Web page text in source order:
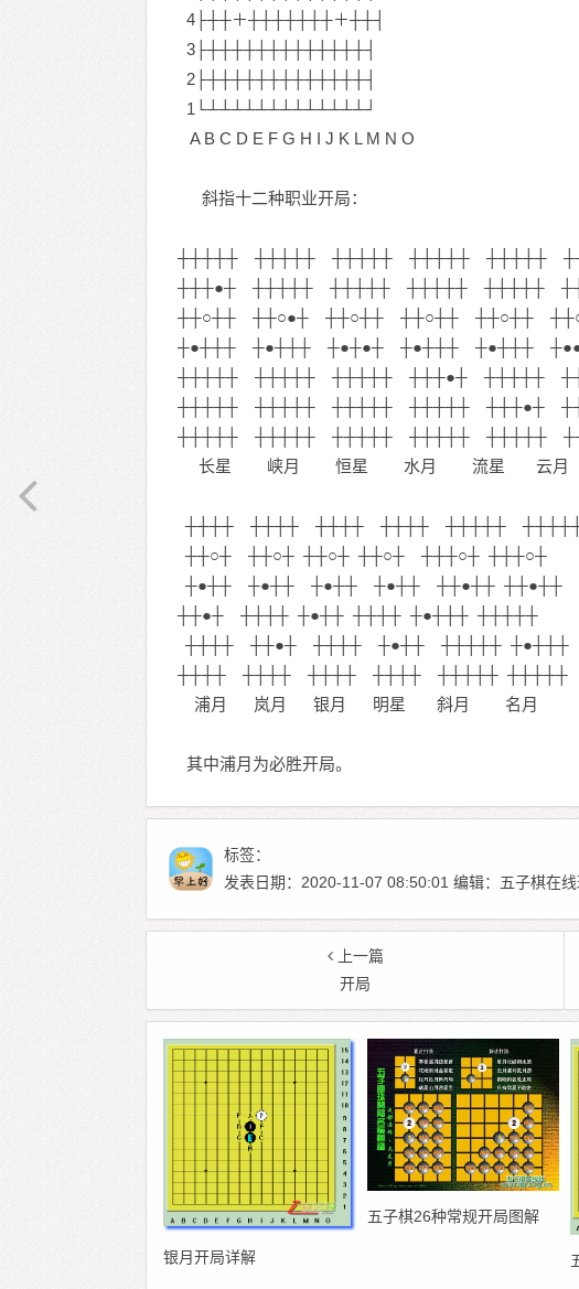
4├┼┼＋┼┼┼┼┼┼┼＋┼┼┤
3├┼┼┼┼┼┼┼┼┼┼┼┼┼┤
2├┼┼┼┼┼┼┼┼┼┼┼┼┼┤
1└┴┴┴┴┴┴┴┴┴┴┴┴┴┘
A B C D E F G H I J K L M N O
斜指十二种职业开局：
┼┼┼┼┼ ┼┼┼┼┼ ┼┼┼┼┼ ┼┼┼┼┼ ┼┼┼┼┼
┼┼┼●┼ ┼┼┼┼┼ ┼┼┼┼┼ ┼┼┼┼┼ ┼┼┼┼┼
┼┼○┼┼ ┼┼○●┼ ┼┼○┼┼ ┼┼○┼┼ ┼┼○┼┼
┼●┼┼┼ ┼●┼┼┼ ┼●┼●┼ ┼●┼┼┼ ┼●┼┼┼
┼┼┼┼┼ ┼┼┼┼┼ ┼┼┼┼┼ ┼┼┼●┼ ┼┼┼┼┼
┼┼┼┼┼ ┼┼┼┼┼ ┼┼┼┼┼ ┼┼┼┼┼ ┼┼┼●┼
┼┼┼┼┼ ┼┼┼┼┼ ┼┼┼┼┼ ┼┼┼┼┼ ┼┼┼┼┼
长星 峡月 恒星 水月 流星 云月
┼┼┼┼ ┼┼┼┼ ┼┼┼┼ ┼┼┼┼ ┼┼┼┼┼
┼┼○┼ ┼┼○┼ ┼┼○┼ ┼┼○┼ ┼┼┼○┼ ┼┼┼○┼
┼●┼┼ ┼●┼┼ ┼●┼┼ ┼●┼┼ ┼┼●┼┼ ┼┼●┼┼
┼┼●┼ ┼┼┼┼ ┼●┼┼ ┼┼┼┼ ┼●┼┼┼ ┼┼┼┼┼
┼┼┼┼ ┼┼●┼ ┼┼┼┼ ┼●┼┼ ┼┼┼┼┼ ┼●┼┼┼
┼┼┼┼ ┼┼┼┼ ┼┼┼┼ ┼┼┼┼ ┼┼┼┼┼ ┼┼┼┼┼
浦月 岚月 银月 明星 斜月 名月
其中浦月为必胜开局。
标签：
发表日期：2020-11-07 08:50:01 编辑：五子棋在
上一篇
开局
银月开局详解
五子棋26种常规开局图解